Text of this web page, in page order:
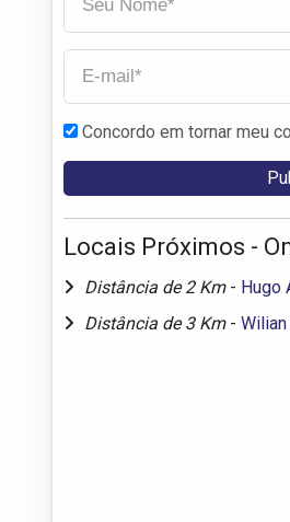
Concordo em tornar meu
Locais Próximos -
Distância de 2 Km - Hugo
Distância de 3 Km -